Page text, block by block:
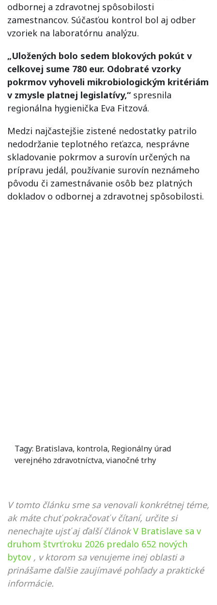
odbornej a zdravotnej spôsobilosti
zamestnancov. Súčasťou kontrol bol aj odber
vzoriek na laboratórnu analýzu.
„Uložených bolo sedem blokových pokút v
celkovej sume 780 eur. Odobraté vzorky
pokrmov vyhoveli mikrobiologickým kritériám
v zmysle platnej legislatívy,“ spresnila
regionálna hygienička Eva Fitzová.
Medzi najčastejšie zistené nedostatky patrilo
nedodržanie teplotného reťazca, nesprávne
skladovanie pokrmov a surovín určených na
prípravu jedál, používanie surovín neznámeho
pôvodu či zamestnávanie osôb bez platných
dokladov o odbornej a zdravotnej spôsobilosti.
Tagy: Bratislava, kontrola, Regionálny úrad
verejného zdravotníctva, vianočné trhy
V tomto článku sme sa venovali konkrétnej téme,
ak máte chuť pokračovať v čítaní, určite si
nenechajte ujsť aj ďalší článok V Bratislave sa v
druhom štvrťroku 2026 predalo 652 nových
bytov , v ktorom sa venujeme inej oblasti a
prinášame ďalšie zaujímavé pohľady a praktické
informácie.